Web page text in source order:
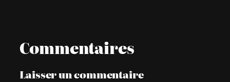
Commentaires
Laisser un commentaire